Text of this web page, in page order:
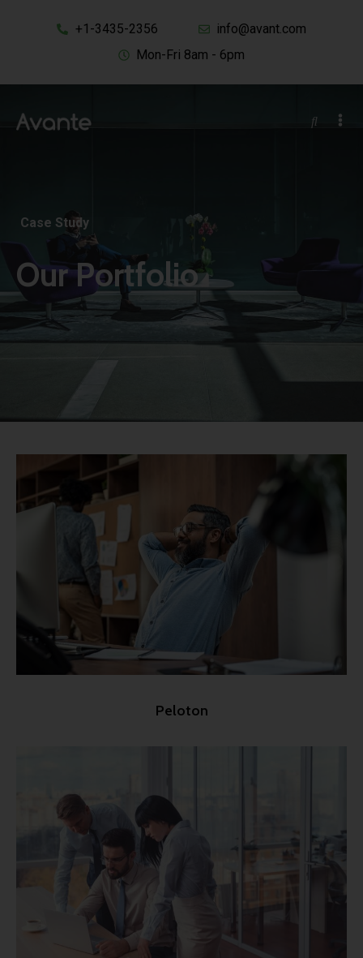
+1-3435-2356
info@avant.com
Mon-Fri 8am - 6pm
Case Study
Our Portfolio
Peloton